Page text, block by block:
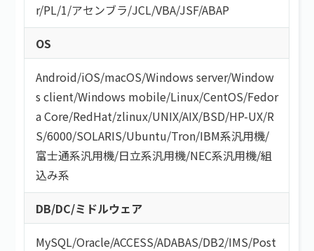
r/PL/1/アセンブラ/JCL/VBA/JSF/ABAP
OS
Android/iOS/macOS/Windows server/Window
s client/Windows mobile/Linux/CentOS/Fedor
a Core/RedHat/zlinux/UNIX/AIX/BSD/HP-UX/R
S/6000/SOLARIS/Ubuntu/Tron/IBM系汎用機/
富士通系汎用機/日立系汎用機/NEC系汎用機/組
込み系
DB/DC/ミドルウェア
MySQL/Oracle/ACCESS/ADABAS/DB2/IMS/Post